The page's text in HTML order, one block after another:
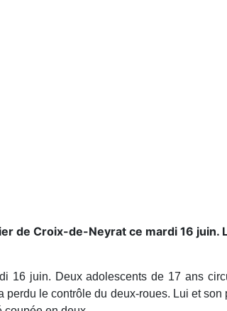
de Croix-de-Neyrat ce mardi 16 juin.
16 juin. Deux adolescents de 17 ans
le contrôle du deux-roues. Lui et